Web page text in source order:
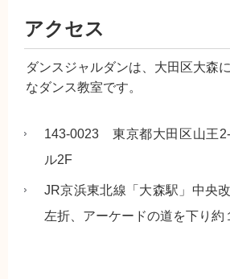
アクセス
ダンスジャルダンは、大田区大森
なダンス教室です。
143-0023 東京都大田区山王
ル2F
JR京浜東北線「大森駅」中央
左折、アーケードの道を下り約